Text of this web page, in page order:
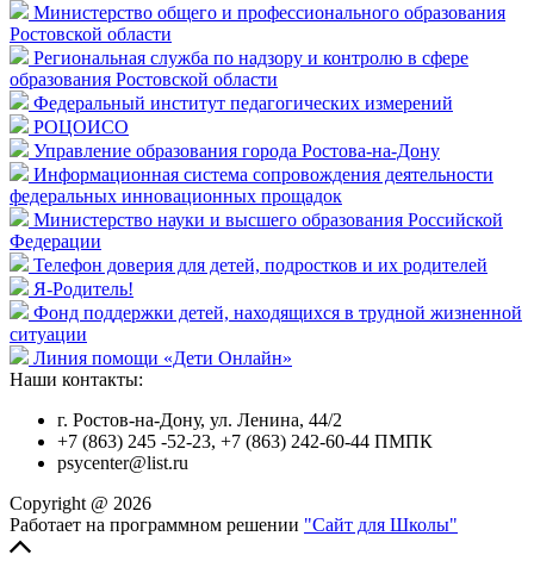
Министерство общего и профессионального образования
Ростовской области
Региональная служба по надзору и контролю в сфере
образования Ростовской области
Федеральный институт педагогических измерений
РОЦОИСО
Управление образования города Ростова-на-Дону
Информационная система сопровождения деятельности
федеральных инновационных прощадок
Министерство науки и высшего образования Российской
Федерации
Телефон доверия для детей, подростков и их родителей
Я-Родитель!
Фонд поддержки детей, находящихся в трудной жизненной
ситуации
Линия помощи «Дети Онлайн»
Наши контакты:
г. Ростов-на-Дону, ул. Ленина, 44/2
+7 (863) 245 -52-23, +7 (863) 242-60-44 ПМПК
psycenter@list.ru
Copyright @ 2026
Работает на программном решении "Сайт для Школы"